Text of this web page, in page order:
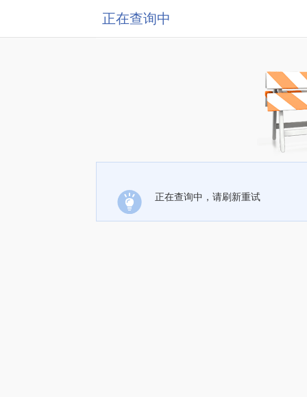
正在查询中
正在查询中，请刷新重试